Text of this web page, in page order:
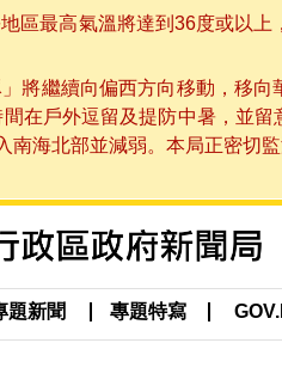
區最高氣溫將達到36度或以
將繼續向偏西方向移動，移
在戶外逗留及提防中暑，並
海北部並減弱。本局正密切
題新聞 專題特寫